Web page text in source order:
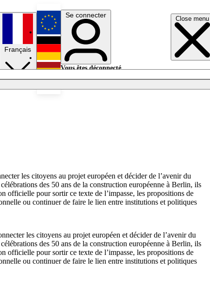
Close menu
Français
English
Deutsch
Se connecter
Vous êtes déconnecté.
les citoyens au projet européen et décider de l’avenir du
des 50 ans de la construction européenne à Berlin, ils
officielle pour sortir ce texte de l’impasse, les propositions de
ou continuer de faire le lien entre institutions et politiques
les citoyens au projet européen et décider de l’avenir du
des 50 ans de la construction européenne à Berlin, ils
officielle pour sortir ce texte de l’impasse, les propositions de
ou continuer de faire le lien entre institutions et politiques